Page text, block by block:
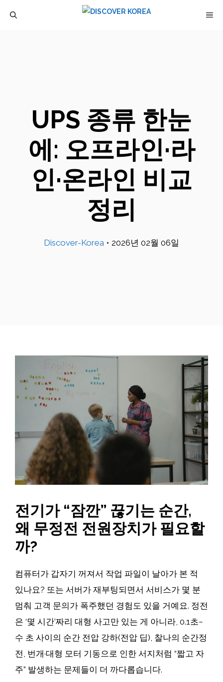
UPS 종류 한눈
에: 오프라인·라
인·온라인 비교
정리
Discover-Korea • 2026년 02월 06일
전기가 “잠깐” 끊기는 순간,
왜 무정전 전원장치가 필요할
까?
컴퓨터가 갑자기 꺼져서 작업 파일이 날아가 본 적
있나요? 또는 서버가 재부팅되면서 서비스가 몇 분
멈춰 고객 문의가 폭주했던 경험도 있을 거예요. 정전
은 ‘몇 시간’짜리 대형 사고만 있는 게 아니라, 0.1초~
수 초 사이의 순간 전압 강하(전압 딥), 찰나의 순간정
전, 번개·대형 모터 기동으로 인한 서지처럼 “짧고 자
주” 발생하는 문제들이 더 까다롭습니다.